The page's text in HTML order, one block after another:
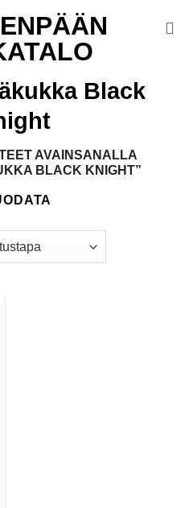
Black
AVAINSANALLA
BLACK KNIGHT”